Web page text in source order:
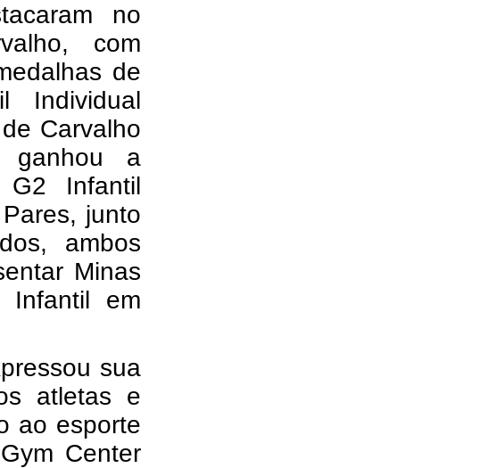
no
com
de
Individual
Carvalho
ganhou a
Infantil
junto
ambos
Minas
Infantil em
sua
atletas e
ao esporte
Center